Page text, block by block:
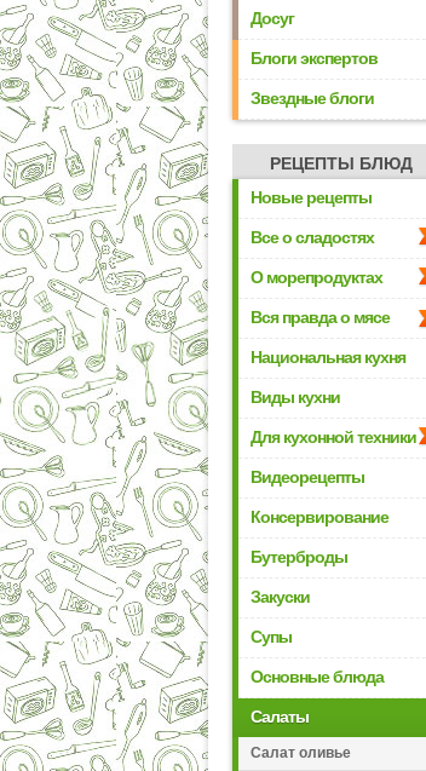
Досуг
Блоги экспертов
Звездные блоги
РЕЦЕПТЫ БЛЮД
Новые рецепты
Все о сладостях
О морепродуктах
Вся правда о мясе
Национальная кухня
Виды кухни
Для кухонной техники
Видеорецепты
Консервирование
Бутерброды
Закуски
Супы
Основные блюда
Салаты
Салат оливье